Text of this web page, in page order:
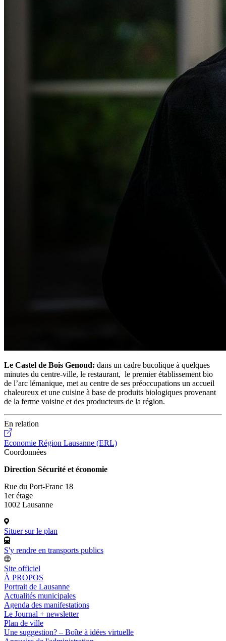
Le Castel de Bois Genoud: dans un cadre bucolique à quelques
minutes du centre-ville, le restaurant, le premier établissement bio
de l’arc lémanique, met au centre de ses préoccupations un accueil
chaleureux et une cuisine à base de produits biologiques provenant
de la ferme voisine et des producteurs de la région.
En relation
Economie Région Lausanne (ERL)
Coordonnées
Direction Sécurité et économie
Rue du Port-Franc 18
1er étage
1002 Lausanne
Situer sur le plan
S'y rendre en transports publics
Site officiel
À PROPOS
Portrait de Lausanne
Actualités municipales
Agenda des manifestations
Le Journal + newsletter
Plan de ville
Une suggestion? – Boîte à idées virtuelle